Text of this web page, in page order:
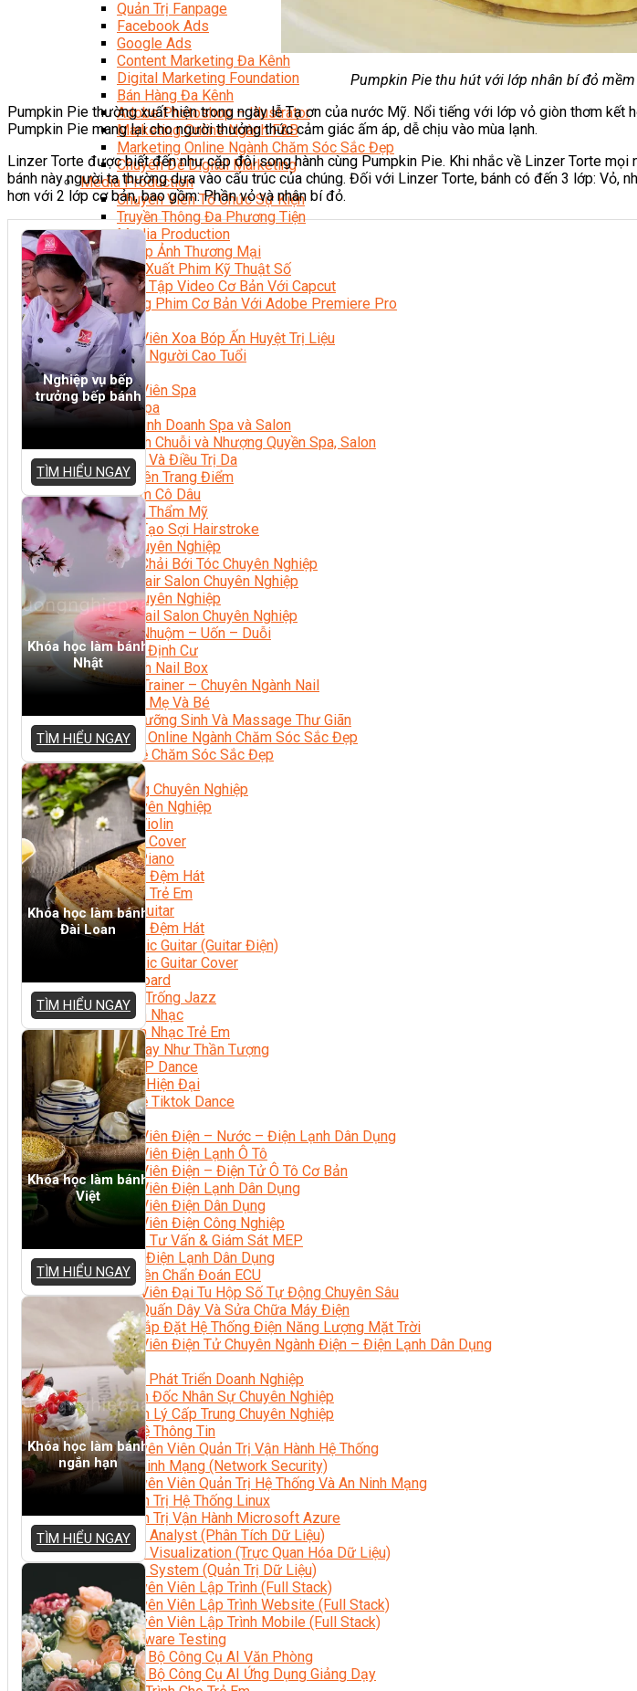
Quản Trị Fanpage
Facebook Ads
Google Ads
Content Marketing Đa Kênh
Digital Marketing Foundation
Bán Hàng Đa Kênh
Adobe Photoshop – Illustrator
Marketing Online Ngành F&B
Marketing Online Ngành Chăm Sóc Sắc Đẹp
Chuyên Đề Digital Marketing
Media Production
Chuyên Viên Tổ Chức Sự Kiện
Truyền Thông Đa Phương Tiện
Media Production
Nhiếp Ảnh Thương Mại
Sản Xuất Phim Kỹ Thuật Số
Biên Tập Video Cơ Bản Với Capcut
Dựng Phim Cơ Bản Với Adobe Premiere Pro
Sức Khỏe
Kỹ Thuật Viên Xoa Bóp Ấn Huyệt Trị Liệu
Chăm Sóc Người Cao Tuổi
Sắc Đẹp
Kỹ Thuật Viên Spa
Quản Lý Spa
Khởi Sự Kinh Doanh Spa và Salon
Kinh Doanh Chuỗi và Nhượng Quyền Spa, Salon
Chăm Sóc Và Điều Trị Da
Chuyên Viên Trang Điểm
Trang Điểm Cô Dâu
Phun Xăm Thẩm Mỹ
Kỹ Thuật Tạo Sợi Hairstroke
Barber Chuyên Nghiệp
Kỹ Thuật Chải Bới Tóc Chuyên Nghiệp
Quản Lý Hair Salon Chuyên Nghiệp
Nối Mi Chuyên Nghiệp
Quản Lý Nail Salon Chuyên Nghiệp
Kỹ Thuật Nhuộm – Uốn – Duỗi
Nail Salon Định Cư
Kinh Doanh Nail Box
Train The Trainer – Chuyên Ngành Nail
Chăm Sóc Mẹ Và Bé
Gội Đầu Dưỡng Sinh Và Massage Thư Giãn
Marketing Online Ngành Chăm Sóc Sắc Đẹp
Chuyên Đề Chăm Sóc Sắc Đẹp
Âm Nhạc
Nhạc Công Chuyên Nghiệp
Ca Sĩ Chuyên Nghiệp
Học Đàn Violin
Học Violin Cover
Học Đàn Piano
Học Piano Đệm Hát
Học Piano Trẻ Em
Học Đàn Guitar
Học Guitar Đệm Hát
Học Electric Guitar (Guitar Điện)
Học Electric Guitar Cover
Học Keyboard
Học Đánh Trống Jazz
Học Thanh Nhạc
Học Thanh Nhạc Trẻ Em
Học Hát Hay Như Thần Tượng
Học K-POP Dance
Học Nhảy Hiện Đại
Chuyên Đề Tiktok Dance
Kỹ Thuật – Công Nghệ
Kỹ Thuật Viên Điện – Nước – Điện Lạnh Dân Dụng
Kỹ Thuật Viên Điện Lạnh Ô Tô
Kỹ Thuật Viên Điện – Điện Tử Ô Tô Cơ Bản
Kỹ Thuật Viên Điện Lạnh Dân Dụng
Kỹ Thuật Viên Điện Dân Dụng
Kỹ Thuật Viên Điện Công Nghiệp
Nghiệp Vụ Tư Vấn & Giám Sát MEP
Sửa Chữa Điện Lạnh Dân Dụng
Chuyên Viên Chẩn Đoán ECU
Kỹ Thuật Viên Đại Tu Hộp Số Tự Động Chuyên Sâu
Kỹ Thuật Quấn Dây Và Sửa Chữa Máy Điện
Thiết Kế Lắp Đặt Hệ Thống Điện Năng Lượng Mặt Trời
Kỹ Thuật Viên Điện Tử Chuyên Ngành Điện – Điện Lạnh Dân Dụng
Ngành Khác
Quản Trị & Phát Triển Doanh Nghiệp
Giám Đốc Nhân Sự Chuyên Nghiệp
Quản Lý Cấp Trung Chuyên Nghiệp
Công Nghệ Thông Tin
Chuyên Viên Quản Trị Vận Hành Hệ Thống
An Ninh Mạng (Network Security)
Chuyên Viên Quản Trị Hệ Thống Và An Ninh Mạng
Quản Trị Hệ Thống Linux
Quản Trị Vận Hành Microsoft Azure
Data Analyst (Phân Tích Dữ Liệu)
Data Visualization (Trực Quan Hóa Dữ Liệu)
Data System (Quản Trị Dữ Liệu)
Chuyên Viên Lập Trình (Full Stack)
Chuyên Viên Lập Trình Website (Full Stack)
Chuyên Viên Lập Trình Mobile (Full Stack)
Software Testing
Trọn Bộ Công Cụ AI Văn Phòng
Trọn Bộ Công Cụ AI Ứng Dụng Giảng Dạy
Pumpkin Pie thu hút với lớp nhân bí đỏ
Pumpkin Pie thường xuất hiện trong ngày lễ Tạ ơn của nước Mỹ. Nổi tiếng với lớp vỏ giòn thơm kết
Pumpkin Pie mang lại cho người thưởng thức cảm giác ấm áp, dễ chịu vào mùa lạnh.
Linzer Torte được biết đến như cặp đôi song hành cùng Pumpkin Pie. Khi nhắc về Linzer Torte
bánh này người ta thường dựa vào cấu trúc của chúng. Đối với Linzer Torte, bánh có đến 3 lớp: Vỏ,
hơn với 2 lớp cơ bản, bao gồm: Phần vỏ và nhân bí đỏ.
Nghiệp vụ bếp
trưởng bếp bánh
TÌM HIỂU NGAY
Khóa học làm bánh
Nhật
TÌM HIỂU NGAY
Khóa học làm bánh
Đài Loan
TÌM HIỂU NGAY
Khóa học làm bánh
Việt
TÌM HIỂU NGAY
Khóa học làm bánh
ngắn hạn
TÌM HIỂU NGAY